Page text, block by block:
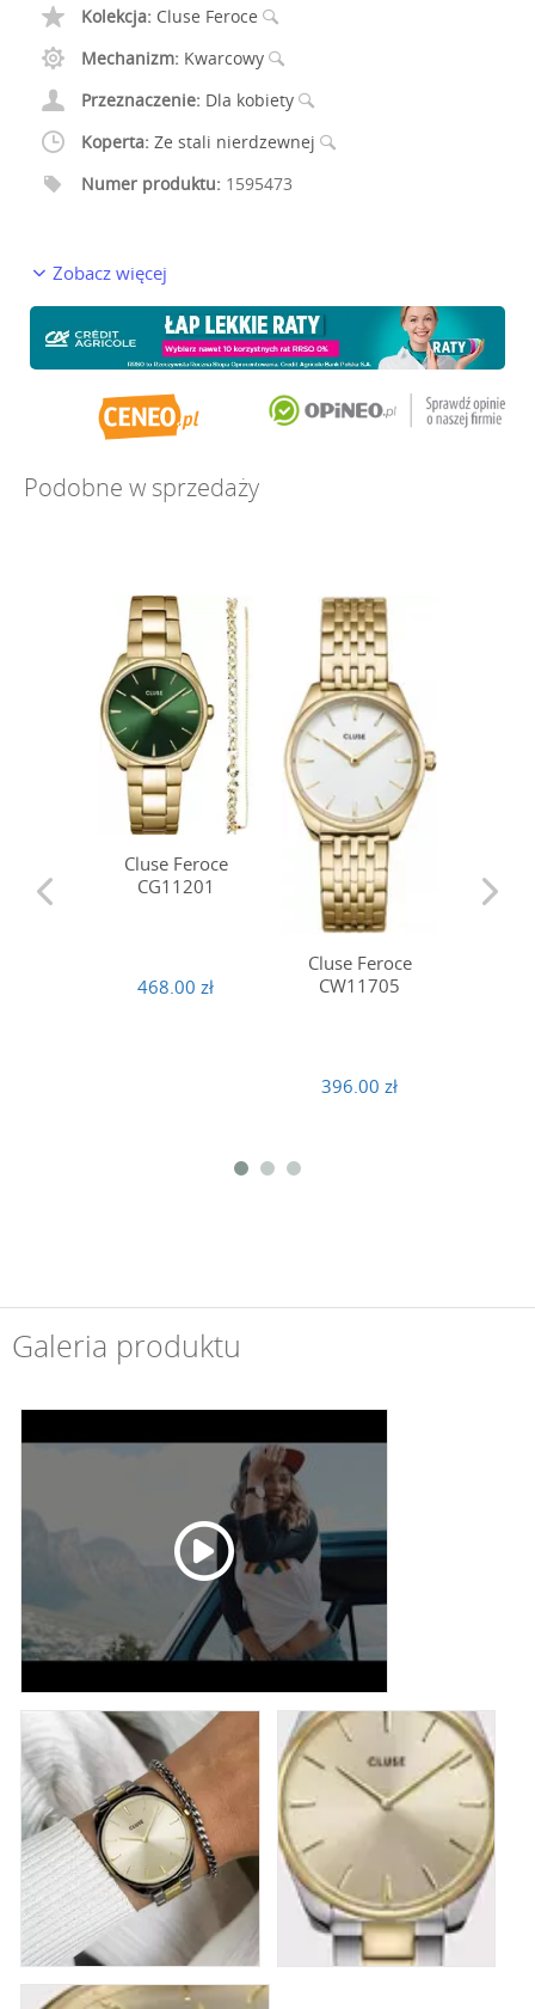
Kolekcja: Cluse Feroce
Mechanizm: Kwarcowy
Przeznaczenie: Dla kobiety
Koperta: Ze stali nierdzewnej
Numer produktu: 1595473
Zobacz więcej
Podobne w sprzedaży
Cluse Feroce
CG11201
468.00 zł
Cluse Feroce
CW11705
396.00 zł
Galeria produktu